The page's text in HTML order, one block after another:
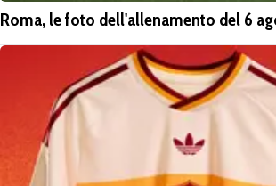
Roma, le foto dell'allenamento del 6